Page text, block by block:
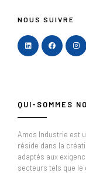
NOUS SUIVRE
QUI-SOMMES
Amos Industrie est
réside dans la
adaptés aux
secteurs tels que le